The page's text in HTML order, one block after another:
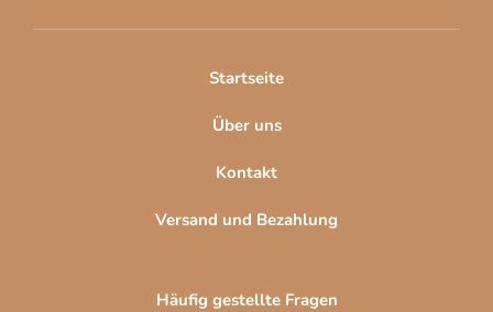
Startseite
Über uns
Kontakt
Versand und Bezahlung
Häufig gestellte Fragen